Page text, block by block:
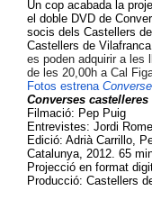
Un cop acabada la
el doble DVD de
socis dels Castellers
Castellers de
es poden adquirir a les
de les 20,00h a Cal
Fotos estrena
Converses castelleres
Filmació: Pep Puig
Entrevistes: Jordi
Edició: Adrià Carrillo,
Catalunya, 2012. 65
Projecció en format
Producció: Castellers